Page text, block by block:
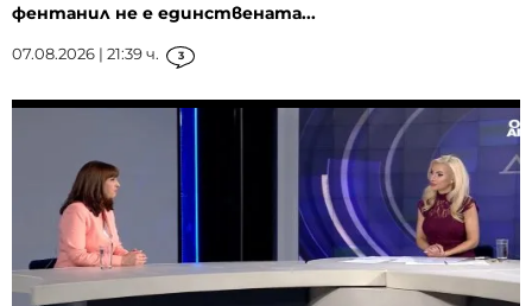
фентанил не е единствената...
07.08.2026 | 21:39 ч. 3